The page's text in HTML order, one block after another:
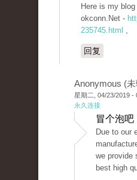
Here is my
okconn.Net -
235745.html ,
回复
Anonymous (
星期二, 04/23/2019 -
永久连接
冒个泡
Due to our
we provide
best high